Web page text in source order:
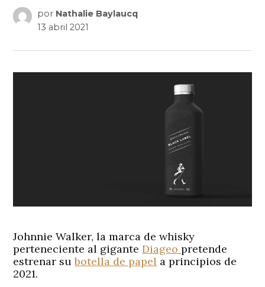
por Nathalie Baylaucq
13 abril 2021
Johnnie Walker, la marca de whisky
perteneciente al giganteDiageopretende
estrenar subotella de papel a principios de
2021.